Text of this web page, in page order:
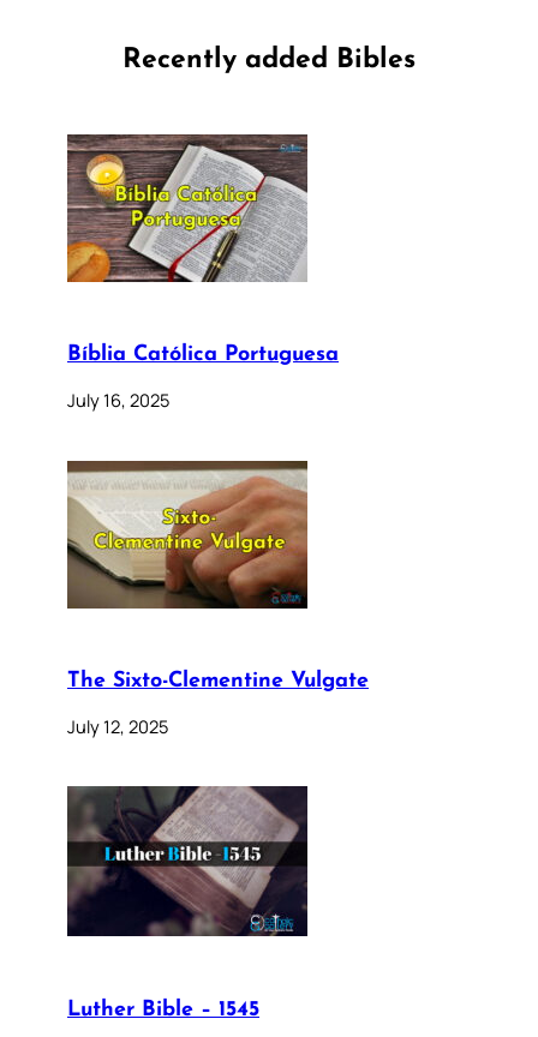
Recently added Bibles
Bíblia Católica Portuguesa
July 16, 2025
The Sixto-Clementine Vulgate
July 12, 2025
Luther Bible – 1545